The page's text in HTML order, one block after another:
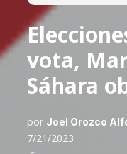
vota,
Sáhara
por Joel Orozco
7/21/2023